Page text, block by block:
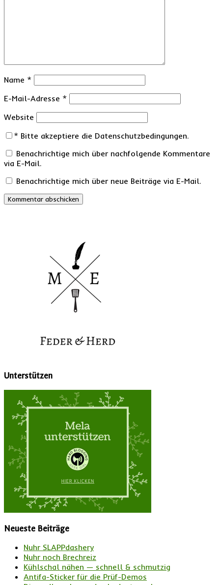
Name *
E-Mail-Adresse *
Website
* Bitte akzeptiere die Datenschutzbedingungen.
Benachrichtige mich über nachfolgende Kommentare
via E-Mail.
Benachrichtige mich über neue Beiträge via E-Mail.
Unterstützen
Neueste Beiträge
Nuhr SLAPPdashery
Nuhr noch Brechreiz
Kühlschal nähen — schnell & schmutzig
Antifa-Sticker für die Prüf-Demos